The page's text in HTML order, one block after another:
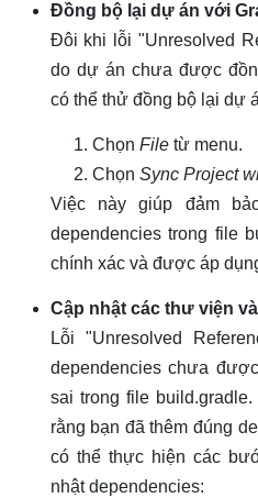
Đồng bộ lại dự án với
Đôi khi lỗi "Unresolved
do dự án chưa được
có thể thử đồng bộ lại dự
Chọn Filetừ menu.
Chọn Sync Project
Việc này giúp đảm
dependencies trong file
chính xác và được áp
Cập nhật các thư viện
Lỗi "Unresolved
dependencies chưa
sai trong file
rằng bạn đã thêm đúng
có thể thực hiện các
nhật dependencies: